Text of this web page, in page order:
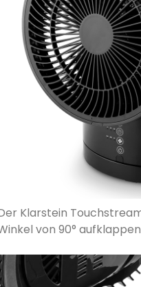
Klarstein
von 90° aufklappen­